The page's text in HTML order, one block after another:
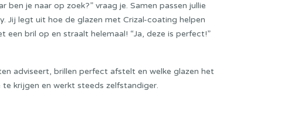
ben je naar op zoek?” vraag je. Samen passen jullie
Jij legt uit hoe de glazen met Crizal-coating helpen
bril op en straalt helemaal! “Ja, deze is perfect!”
adviseert, brillen perfect afstelt en welke glazen het
krijgen en werkt steeds zelfstandiger.